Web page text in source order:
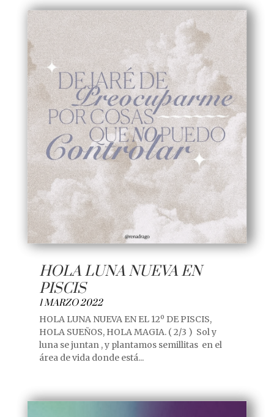
HOLA LUNA NUEVA EN
PISCIS
1 MARZO 2022
HOLA LUNA NUEVA EN EL 12º DE PISCIS,
HOLA SUEÑOS, HOLA MAGIA. ( 2/3 ) Sol y
luna se juntan , y plantamos semillitas en el
área de vida donde está...